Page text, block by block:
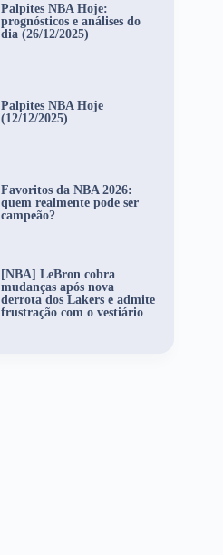
Palpites NBA Hoje:
prognósticos e análises do
dia (26/12/2025)
Palpites NBA Hoje
(12/12/2025)
Favoritos da NBA 2026:
quem realmente pode ser
campeão?
[NBA] LeBron cobra
mudanças após nova
derrota dos Lakers e admite
frustração com o vestiário